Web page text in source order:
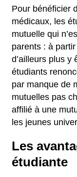
Pour bénéficier
médicaux, les
mutuelle qui
parents : à
d’ailleurs plus y
étudiants
par manque de
mutuelles pas
affilié à une
les jeunes
Les
étudiante